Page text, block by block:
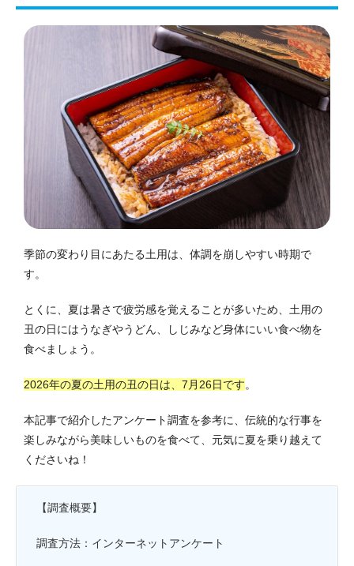
季節の変わり目にあたる土用は、体調を崩しやすい時期で
す。
とくに、夏は暑さで疲労感を覚えることが多いため、土用の
丑の日にはうなぎやうどん、しじみなど身体にいい食べ物を
食べましょう。
2026年の夏の土用の丑の日は、7月26日です。
本記事で紹介したアンケート調査を参考に、伝統的な行事を
楽しみながら美味しいものを食べて、元気に夏を乗り越えて
くださいね！
【調査概要】
調査方法：インターネットアンケート